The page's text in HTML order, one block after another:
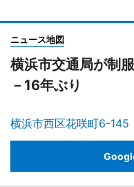
ニュース地図
横浜市交通局が制
－16年ぶり
横浜市西区花咲町6-145